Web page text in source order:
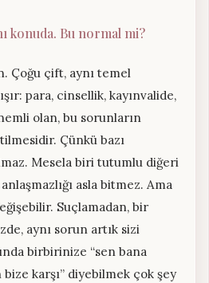
konuda. Bu normal mi?
Çoğu çift, aynı temel
para, cinsellik, kayınvalide,
olan, bu sorunların
Çünkü bazı
Mesela biri tutumlu diğeri
asla bitmez. Ama
Suçlamadan, bir
aynı sorun artık sizi
birbirinize “sen bana
bize karşı” diyebilmek çok şey